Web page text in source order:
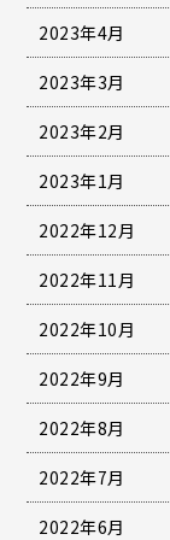
2023年4月
2023年3月
2023年2月
2023年1月
2022年12月
2022年11月
2022年10月
2022年9月
2022年8月
2022年7月
2022年6月